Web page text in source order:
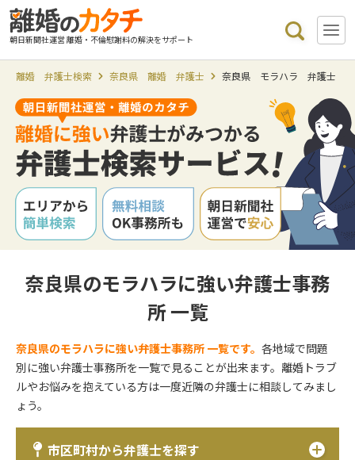
朝日新聞社運営 離婚・不倫慰謝料の解決をサポート
離婚 弁護士検索 奈良県 離婚 弁護士 奈良県 モラハラ 弁護士
奈良県のモラハラに強い弁護士事務
所 一覧
奈良県のモラハラに強い弁護士事務所 一覧です。各地域で問題
別に強い弁護士事務所を一覧で見ることが出来ます。離婚トラブ
ルやお悩みを抱えている方は一度近隣の弁護士に相談してみまし
ょう。
市区町村から弁護士を探す